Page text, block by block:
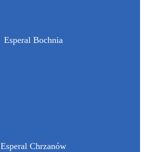
Esperal Bochnia
Esperal Chrzanów